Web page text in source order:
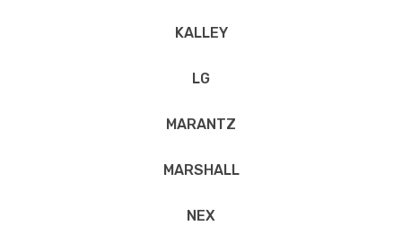
KALLEY
LG
MARANTZ
MARSHALL
NEX